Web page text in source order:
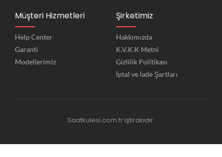
Müşteri Hizmetleri
Help Center
Garanti
Modellerimiz
Şirketimiz
Hakkımızda
K.V.K.K Metni
Gizlilik Politikası
İptal ve İade Şartları
Saatkulesi.com.tr iştirakıdır.